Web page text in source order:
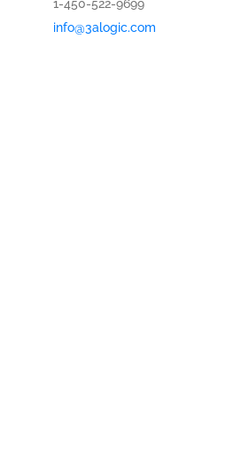
1-450-522-9699
info@3alogic.com